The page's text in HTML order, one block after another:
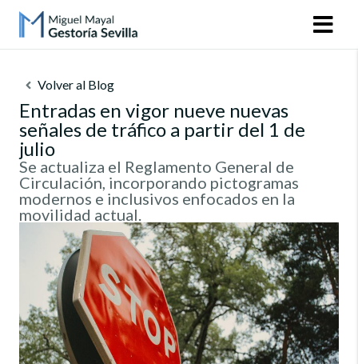
Volver al Blog
Entradas en vigor nueve nuevas
señales de tráfico a partir del 1 de
julio
Se actualiza el Reglamento General de
Circulación, incorporando pictogramas
modernos e inclusivos enfocados en la
movilidad actual.